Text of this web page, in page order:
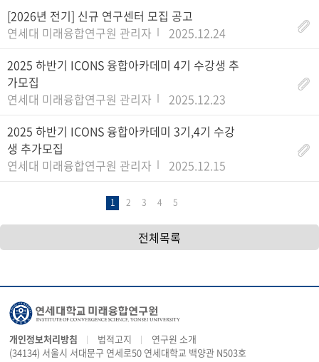
[2026년 전기] 신규 연구센터 모집 공고
연세대 미래융합연구원 관리자
2025.12.24
2025 하반기 ICONS 융합아카데미 4기 수강생 추
가모집
연세대 미래융합연구원 관리자
2025.12.23
2025 하반기 ICONS 융합아카데미 3기,4기 수강
생 추가모집
연세대 미래융합연구원 관리자
2025.12.15
1 2 3 4 5
전체목록
개인정보처리방침 법적고지
연구원 소개
(34134) 서울시 서대문구 연세로50 연세대학교 백양관 N503호